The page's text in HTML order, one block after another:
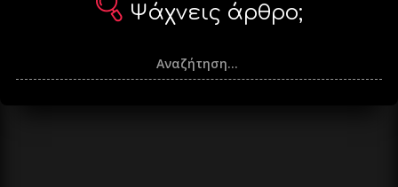
Ψάχνεις άρθρο;